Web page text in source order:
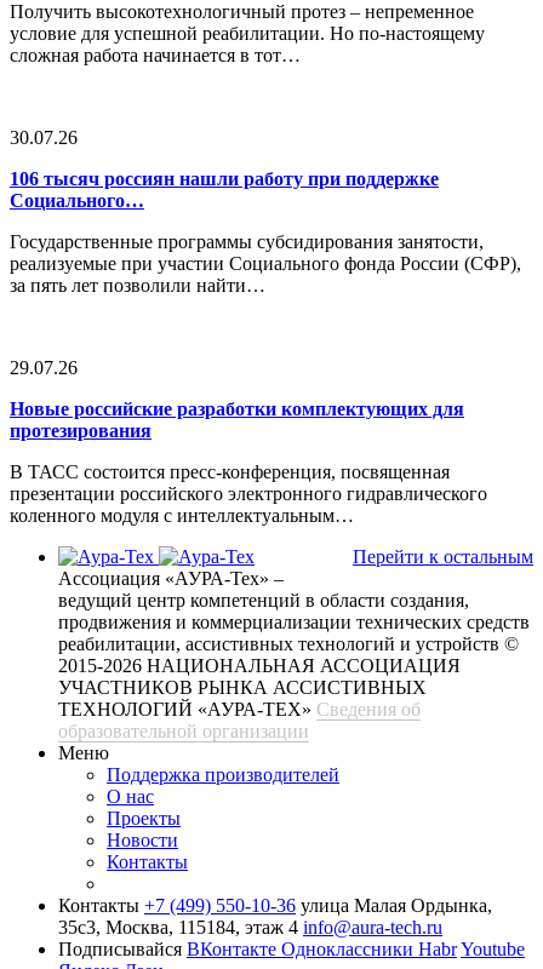
Получить высокотехнологичный протез – непременное
условие для успешной реабилитации. Но по-настоящему
сложная работа начинается в тот…
30.07.26
106 тысяч россиян нашли работу при поддержке
Социального…
Государственные программы субсидирования занятости,
реализуемые при участии Социального фонда России (СФР),
за пять лет позволили найти…
29.07.26
Новые российские разработки комплектующих для
протезирования
В ТАСС состоится пресс-конференция, посвященная
презентации российского электронного гидравлического
коленного модуля с интеллектуальным…
Перейти к остальным
Ассоциация «АУРА-Тех» –
ведущий центр компетенций в области создания,
продвижения и коммерциализации технических средств
реабилитации, ассистивных технологий и устройств ©
2015-2026 НАЦИОНАЛЬНАЯ АССОЦИАЦИЯ
УЧАСТНИКОВ РЫНКА АССИСТИВНЫХ
ТЕХНОЛОГИЙ «АУРА-ТЕХ» Сведения об
образовательной организации
Меню
Поддержка производителей
О нас
Проекты
Новости
Контакты
Контакты +7 (499) 550-10-36 улица Малая Ордынка,
35с3, Москва, 115184, этаж 4 info@aura-tech.ru
Подписывайся ВКонтакте Одноклассники HabrYoutube